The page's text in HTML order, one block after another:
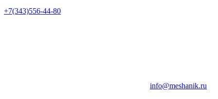
+7(343)556-44-80
info@meshanik.ru